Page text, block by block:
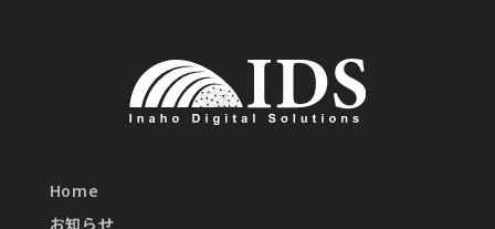
Home
お知らせ